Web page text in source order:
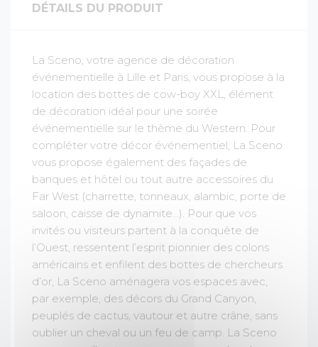
DÉTAILS DU PRODUIT
La Sceno, votre agence de décoration
événementielle à Lille et Paris, vous propose à la
location des bottes de cow-boy XXL, élément
de décoration idéal pour une soirée
événementielle sur le thème du Western. Pour
compléter votre décor événementiel, La Sceno
vous propose également des façades de
banques et hôtel ou tout autre accessoires du
Far West (charrette, tonneaux, alambic, porte de
saloon, caisse de dynamite…). Pour que vos
invités ou visiteurs partent à la conquête de
l’Ouest, ressentent l’esprit pionnier des colons
américains et enfilent des bottes de chercheurs
d’or, La Sceno aménagera vos espaces avec,
par exemple, des décors du Grand Canyon,
peuplés de cactus, vautour et autre crâne, sans
oublier un cheval ou un feu de camp. La Sceno